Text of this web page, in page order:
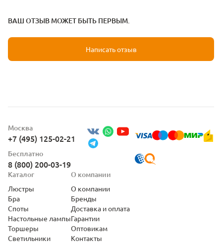
ВАШ ОТЗЫВ МОЖЕТ БЫТЬ ПЕРВЫМ.
Написать отзыв
Москва
+7 (495) 125-02-21
Бесплатно
8 (800) 200-03-19
Каталог
Люстры
Бра
Споты
Настольные лампы
Торшеры
Светильники
О компании
О компании
Бренды
Доставка и оплата
Гарантии
Оптовикам
Контакты